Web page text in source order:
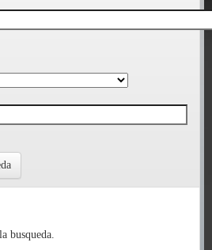
busqueda.